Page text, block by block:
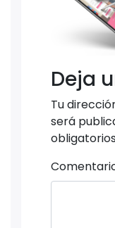
Deja
Tu
será